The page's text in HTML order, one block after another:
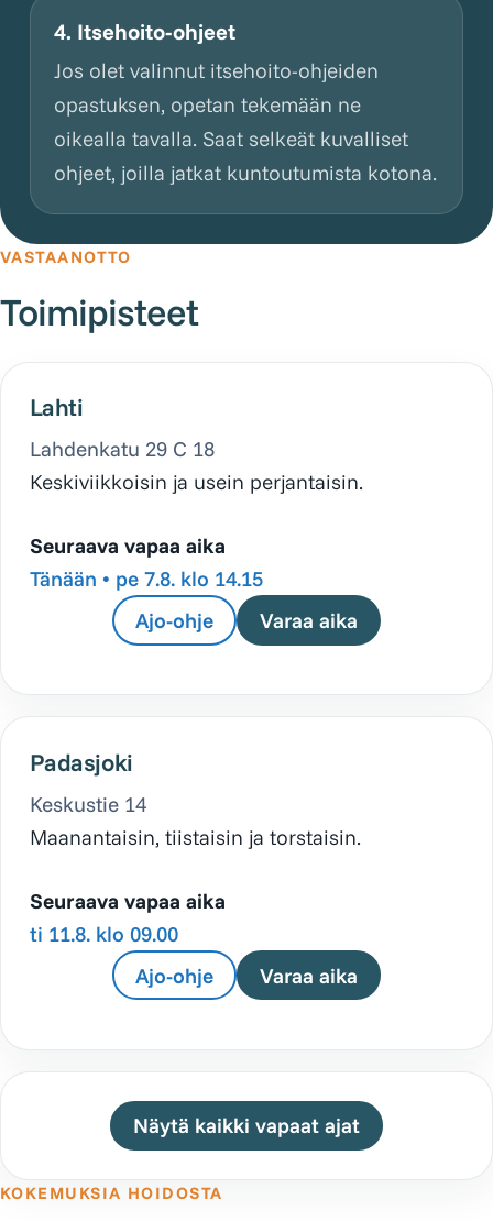
4. Itsehoito-ohjeet
Jos olet valinnut itsehoito-ohjeiden
opastuksen, opetan tekemään ne
oikealla tavalla. Saat selkeät kuvalliset
ohjeet, joilla jatkat kuntoutumista kotona.
VASTAANOTTO
Toimipisteet
Lahti
Lahdenkatu 29 C 18
Keskiviikkoisin ja usein perjantaisin.
Seuraava vapaa aika
Tänään • pe 7.8. klo 14.15
Ajo-ohje
Varaa aika
Padasjoki
Keskustie 14
Maanantaisin, tiistaisin ja torstaisin.
Seuraava vapaa aika
ti 11.8. klo 09.00
Ajo-ohje
Varaa aika
Näytä kaikki vapaat ajat
KOKEMUKSIA HOIDOSTA